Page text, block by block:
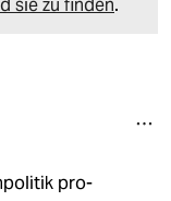
sie zu finden.
pro-